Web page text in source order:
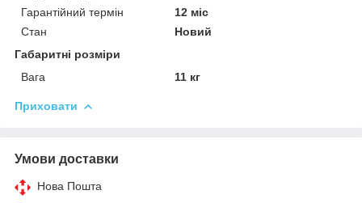
Гарантійний термін
12 міс
Стан
Новий
Габаритні розміри
Вага
11 кг
Приховати
Умови доставки
Нова Пошта